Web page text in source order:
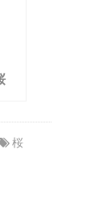
桜